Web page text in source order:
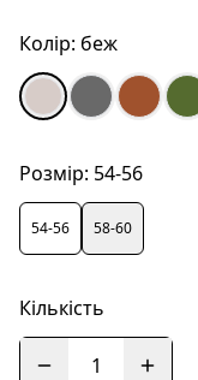
Колір: беж
Розмір: 54-56
54-56 58-60
Кількість
1